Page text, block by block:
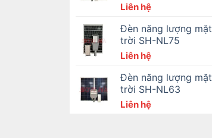
Liên hệ
Đèn năng lượng mặt
trời SH-NL75
Liên hệ
Đèn năng lượng mặt
trời SH-NL63
Liên hệ